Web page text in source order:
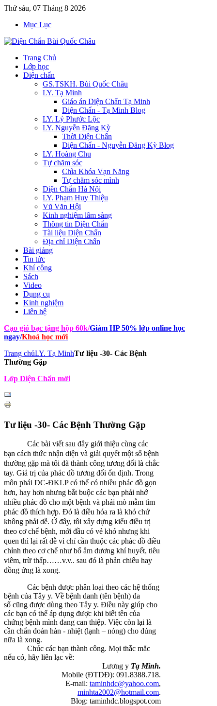
Thứ sáu, 07 Tháng 8 2026
Mục Lục
Trang Chủ
Lớp học
Diện chẩn
GS.TSKH. Bùi Quốc Châu
LY. Tạ Minh
Giáo án Diện Chẩn Tạ Minh
Diện Chẩn - Tạ Minh Blog
LY. Lý Phước Lộc
LY. Nguyễn Đăng Kỳ
Thời Diện Chẩn
Diện Chẩn - Nguyễn Đăng Kỳ Blog
LY. Hoàng Chu
Tự chăm sóc
Chìa Khóa Vạn Năng
Tự chăm sóc mình
Diện Chẩn Hà Nội
LY. Phạm Huy Thiệu
Vũ Văn Hội
Kinh nghiệm lâm sàng
Thông tin Diện Chẩn
Tài liệu Diện Chẩn
Địa chỉ Diện Chẩn
Bài giảng
Tin tức
Khí công
Sách
Video
Dụng cụ
Kinh nghiệm
Liên hệ
Cạo gió bạc tặng hộp 60k/Giảm HP 50% lớp online học
ngay/Khoá học mới
Trang chủLY. Tạ MinhTư liệu -30- Các Bệnh
Thường Gặp
Lớp Diện Chẩn mới
Tư liệu -30- Các Bệnh Thường Gặp
Các bài viết sau đây giới thiệu cùng các
bạn cách thức nhận diện và giải quyết một số bệnh
thường gặp mà tôi đã thành công tương đối là chắc
tay. Giá trị của phác đồ tương đối ổn định. Trong
môn phái DC-ĐKLP có thể có nhiều phác đồ gọn
hơn, hay hơn nhưng bắt buộc các bạn phải nhớ
nhiều phác đồ cho một bệnh và phải mò mẫm tìm
phác đồ thích hợp. Đó là điều hóa ra là khó chứ
không phải dễ. Ở đây, tôi xây dựng kiểu điều trị
theo cơ chế bệnh, mới đầu có vẻ khó nhưng khi
quen thì lại rất dễ vì chỉ cần thuộc các phác đồ điều
chỉnh theo cơ chế như bổ âm dương khí huyết, tiêu
viêm, trừ thấp……v.v.. sau đó là phản chiếu hay
đồng ứng là xong.
Các bệnh được phân loại theo các hệ thống
bệnh của Tây y. Về bệnh danh (tên bệnh) đa
số cũng được dùng theo Tây y. Điều này giúp cho
các bạn có thể áp dụng được khi biết tên của
chứng bệnh mình đang can thiệp. Việc còn lại là
cần chẩn đoán hàn - nhiệt (lạnh – nóng) cho đúng
nữa là xong.
Chúc các bạn thành công. Mọi thắc mắc
nếu có, hãy liên lạc về:
Lương y Tạ Minh.
Mobile (ĐTDĐ): 091.8388.718.
E-mail: taminhdc@yahoo.com,
minhta2002@hotmail.com.
Blog: taminhdc.blogspot.com